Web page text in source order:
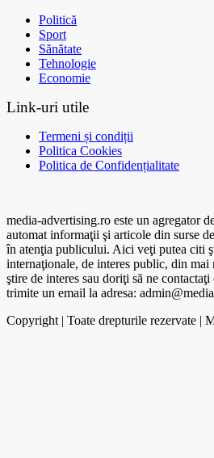
Politică
Sport
Sănătate
Tehnologie
Economie
Link-uri utile
Termeni și condiții
Politica Cookies
Politica de Confidențialitate
media-advertising.ro este un agregator
automat informaţii şi articole din surse
în atenţia publicului. Aici veţi putea citi
internaţionale, de interes public, din
ştire de interes sau doriţi să ne
trimite un email la adresa:
Copyright | Toate drepturile rezervate |